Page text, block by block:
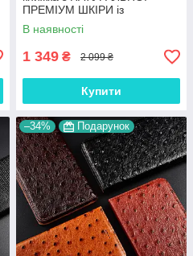
ПРЕМІУМ ШКІРИ із
підставкою протиударний
магнітний "PYTHON"
В наявності
1 349 ₴ 2 099 ₴
Купити
–34% Подарунок